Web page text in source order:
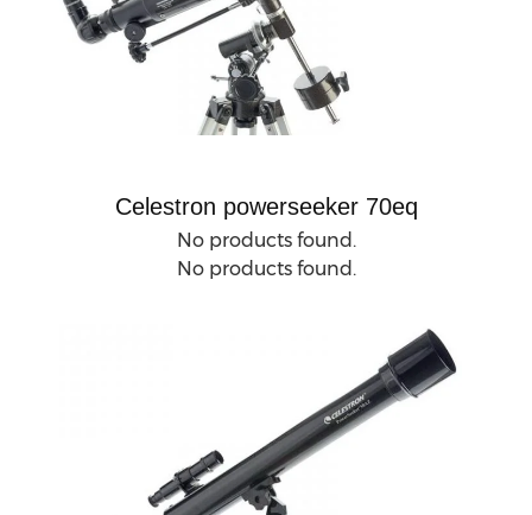
Celestron powerseeker 70eq
No products found.
No products found.